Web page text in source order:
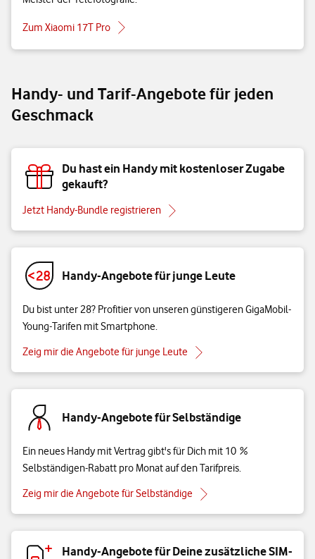
Zum Xiaomi 17T Pro
Handy- und Tarif-Angebote für jeden
Geschmack
Du hast ein Handy mit kostenloser Zugabe
gekauft?
Jetzt Handy-Bundle registrieren
Handy-Angebote für junge Leute
Du bist unter 28? Profitier von unseren günstigeren GigaMobil-
Young-Tarifen mit Smartphone.
Zeig mir die Angebote für junge Leute
Handy-Angebote für Selbständige
Ein neues Handy mit Vertrag gibt's für Dich mit 10 %
Selbständigen-Rabatt pro Monat auf den Tarifpreis.
Zeig mir die Angebote für Selbständige
Handy-Angebote für Deine zusätzliche SIM-